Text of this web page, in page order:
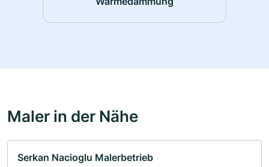
Maler in der Nähe
Serkan Nacioglu Malerbetrieb